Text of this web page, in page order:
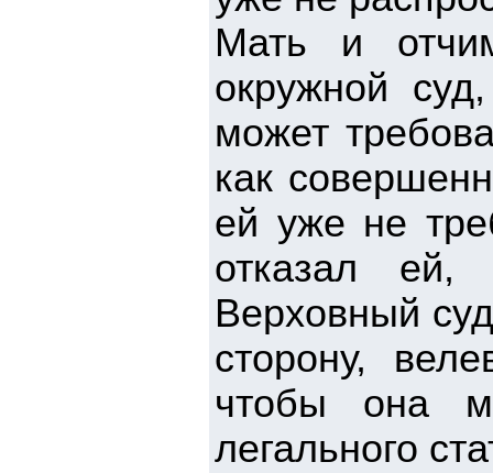
Мать и
окружной
может
как
ей уже не
отказал
Верховный
сторону,
чтобы она
легального